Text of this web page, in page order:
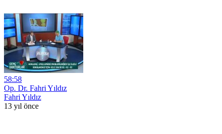
58:58
Op. Dr. Fahri Yıldız
Fahri Yıldız
13 yıl önce